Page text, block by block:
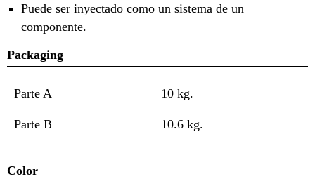
Puede ser inyectado como un sistema de un
componente.
Packaging
Parte A 10 kg.
Parte B 10.6 kg.
Color